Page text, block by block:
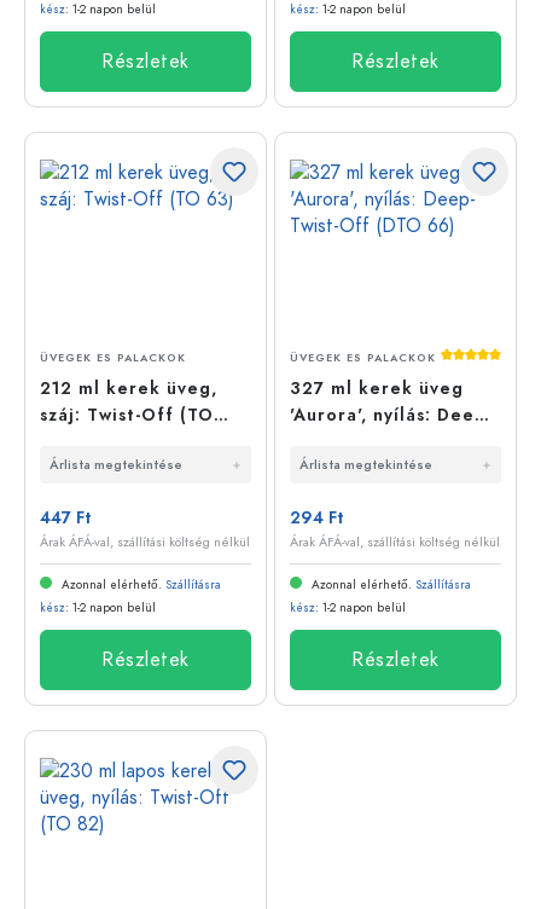
kész: 1-2 napon belül
Részletek
kész: 1-2 napon belül
Részletek
ÜVEGEK ES PALACKOK
212 ml kerek üveg,
száj: Twist-Off (TO
Árlista megtekintése
447 Ft
Árak ÁFÁ-val, szállítási költség nélkül
Azonnal elérhető. Szállításra
kész: 1-2 napon belül
Részletek
Átlagos
ÜVEGEK ES PALACKOK
327 ml kerek üveg
'Aurora', nyílás: Deep-
Árlista megtekintése
294 Ft
Árak ÁFÁ-val, szállítási költség nélkül
Azonnal elérhető. Szállításra
kész: 1-2 napon belül
Részletek